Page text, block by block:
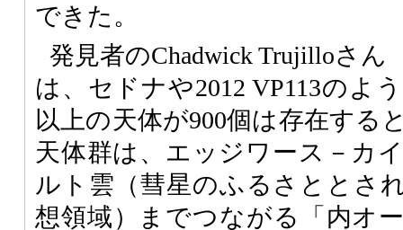
できた。
発見者のChadwick Trujilloさん
は、セドナや2012 VP113のよ
以上の天体が900個は存在する
天体群は、エッジワース－カ
ルト雲（彗星のふるさととさ
想領域）までつながる「内オ